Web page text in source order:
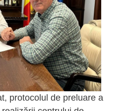
protocolul de preluare a